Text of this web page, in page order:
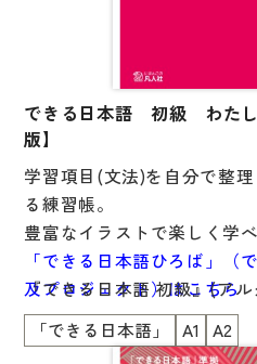
できる日本語 初級 わた
版】
学習項目(文法)を自分で整
る練習帳。
豊富なイラストで楽しく学べ
『できる日本語 初級』(ア
開発されましたが、
他の教科書を使用している
「できる日本語ひろば」（
及プロジェクト）はこちら
「できる日本語」
A1 A2